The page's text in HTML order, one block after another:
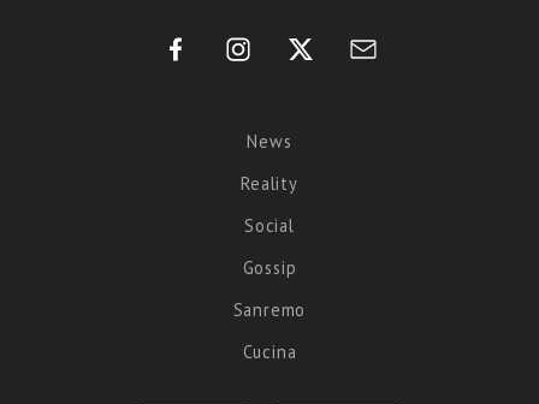
News
Reality
Social
Gossip
Sanremo
Cucina